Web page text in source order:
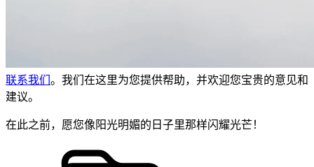
联系我们 。我们在这里为您提供帮助，并欢迎您宝贵的意见和
建议。
在此之前，愿您像阳光明媚的日子里那样闪耀光芒！